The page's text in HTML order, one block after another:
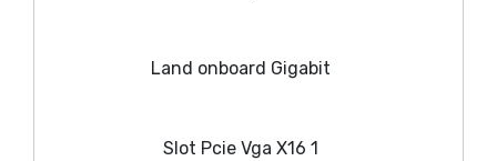
Land onboard Gigabit
Slot Pcie Vga X16 1